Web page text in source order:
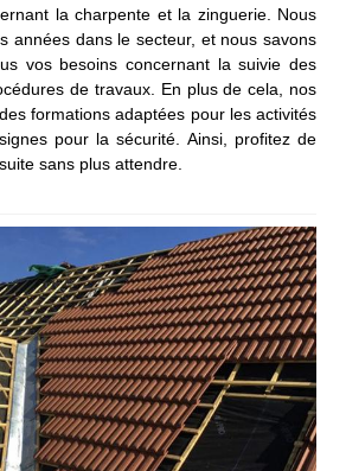
la charpente et la zinguerie. Nous
années dans le secteur, et nous savons
vos besoins concernant la suivie des
de travaux. En plus de cela, nos
formations adaptées pour les activités
pour la sécurité. Ainsi, profitez de
sans plus attendre.